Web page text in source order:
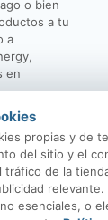
o bien
a tu
a
en
propias y de
del sitio y el
tráfico de la
esenciales, o